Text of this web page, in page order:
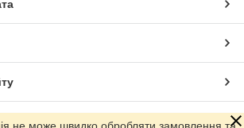
маркетплейсі Prom.ua